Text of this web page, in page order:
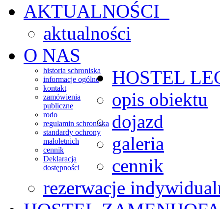
AKTUALNOŚCI
aktualności
O NAS
historia schroniska
informacje ogólne
kontakt
zamówienia
publiczne
rodo
regulamin schroniska
standardy ochrony
małoletnich
cennik
Deklaracja
dostępności
HOSTEL
opis obiektu
dojazd
galeria
cennik
rezerwacje